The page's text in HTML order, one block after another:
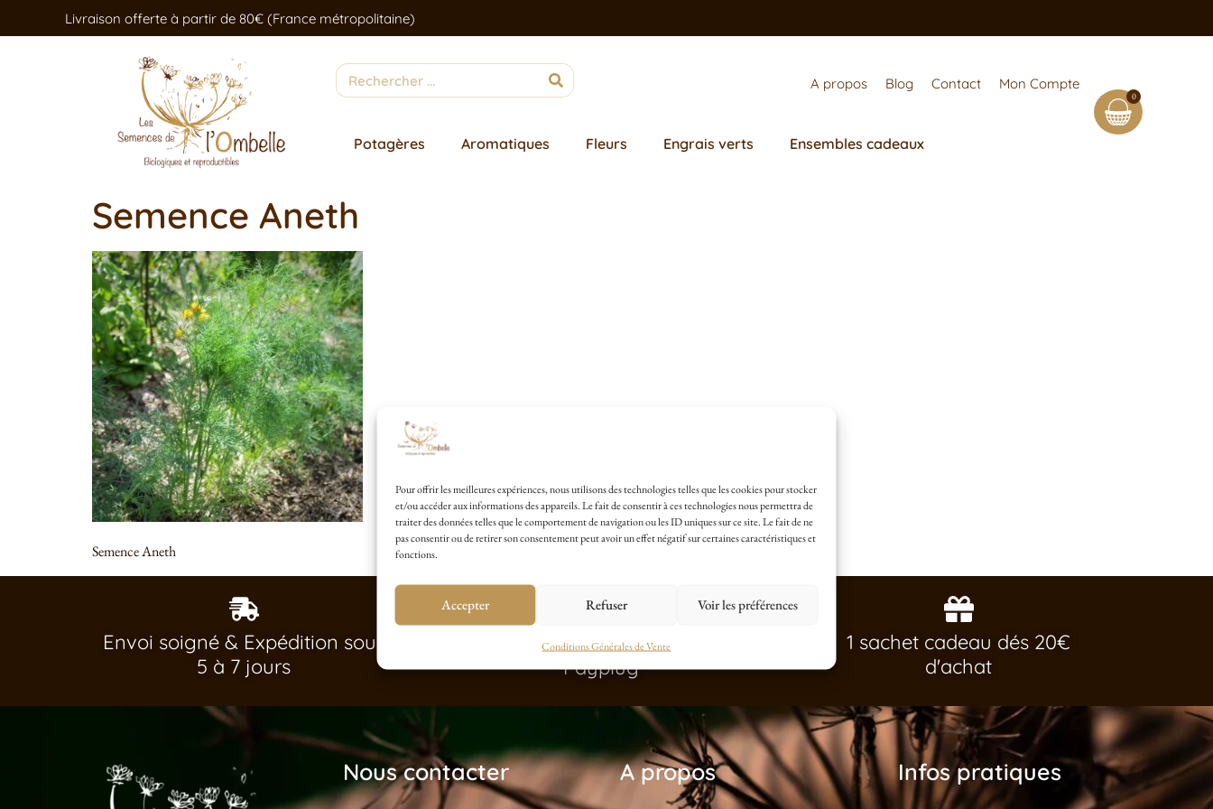
Pour offrir les meilleures expériences, nous utilisons des technologies telles que les cookies pour stocker
et/ou accéder aux informations des appareils. Le fait de consentir à ces technologies nous permettra de
traiter des données telles que le comportement de navigation ou les ID uniques sur ce site. Le fait de ne
pas consentir ou de retirer son consentement peut avoir un effet négatif sur certaines caractéristiques et
fonctions.
Accepter Refuser Voir les préférences
Conditions Générales de Vente
Livraison offerte à partir de 80€ (France métropolitaine)
A propos Blog Contact Mon Compte
Potagères Aromatiques Fleurs Engrais verts Ensembles cadeaux
0
Semence Aneth
Semence Aneth
Envoi soigné & Expédition sous
5 à 7 jours
Paiement Sécurisé avec
Payplug
1 sachet cadeau dés 20€
d'achat
Nous contacter A propos Infos pratiques